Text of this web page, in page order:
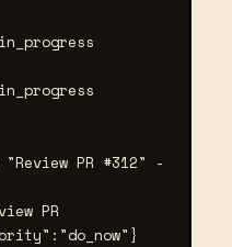
PR #312" -
PR